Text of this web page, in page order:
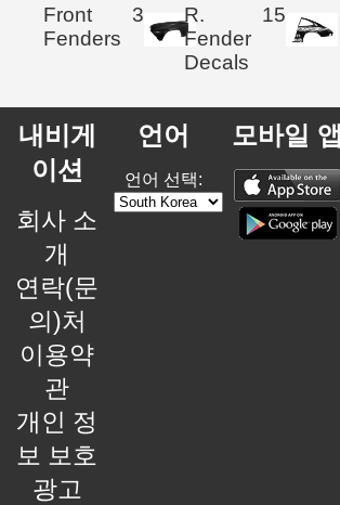
Front
Fenders
3
R.
Fender
Decals
15
내비게
이션
회사 소
개
연락(문
의)처
이용약
관
개인 정
보 보호
광고
언어
언어 선택:
모바일 앱